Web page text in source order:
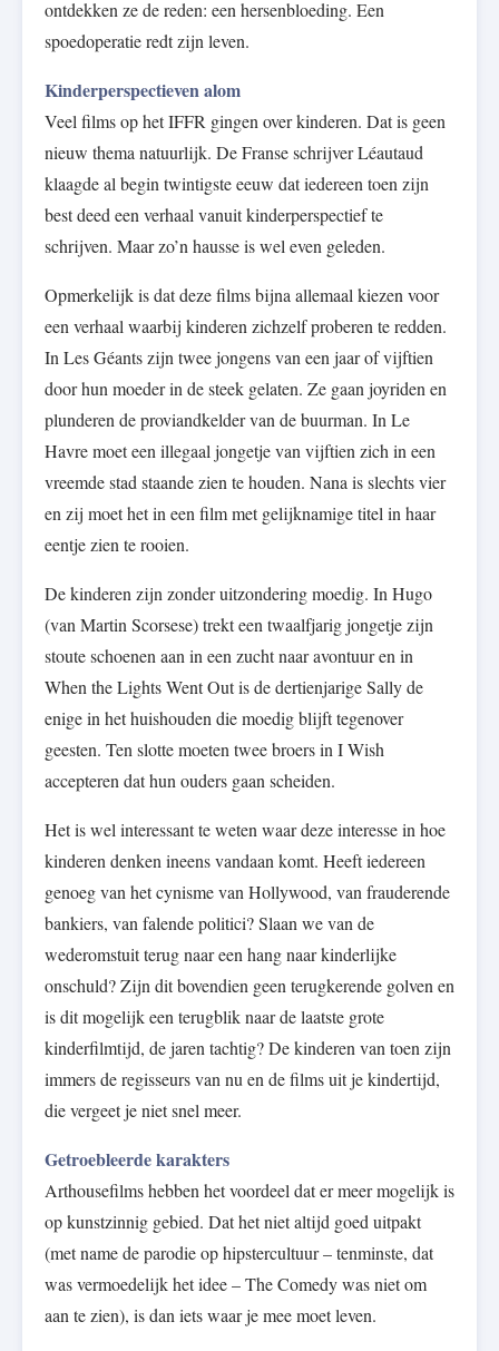
ontdekken ze de reden: een hersenbloeding. Een
spoedoperatie redt zijn leven.
Kinderperspectieven alom
Veel films op het IFFR gingen over kinderen. Dat is geen
nieuw thema natuurlijk. De Franse schrijver Léautaud
klaagde al begin twintigste eeuw dat iedereen toen zijn
best deed een verhaal vanuit kinderperspectief te
schrijven. Maar zo’n hausse is wel even geleden.
Opmerkelijk is dat deze films bijna allemaal kiezen voor
een verhaal waarbij kinderen zichzelf proberen te redden.
In Les Géants zijn twee jongens van een jaar of vijftien
door hun moeder in de steek gelaten. Ze gaan joyriden en
plunderen de proviandkelder van de buurman. In Le
Havre moet een illegaal jongetje van vijftien zich in een
vreemde stad staande zien te houden. Nana is slechts vier
en zij moet het in een film met gelijknamige titel in haar
eentje zien te rooien.
De kinderen zijn zonder uitzondering moedig. In Hugo
(van Martin Scorsese) trekt een twaalfjarig jongetje zijn
stoute schoenen aan in een zucht naar avontuur en in
When the Lights Went Out is de dertienjarige Sally de
enige in het huishouden die moedig blijft tegenover
geesten. Ten slotte moeten twee broers in I Wish
accepteren dat hun ouders gaan scheiden.
Het is wel interessant te weten waar deze interesse in hoe
kinderen denken ineens vandaan komt. Heeft iedereen
genoeg van het cynisme van Hollywood, van frauderende
bankiers, van falende politici? Slaan we van de
wederomstuit terug naar een hang naar kinderlijke
onschuld? Zijn dit bovendien geen terugkerende golven en
is dit mogelijk een terugblik naar de laatste grote
kinderfilmtijd, de jaren tachtig? De kinderen van toen zijn
immers de regisseurs van nu en de films uit je kindertijd,
die vergeet je niet snel meer.
Getroebleerde karakters
Arthousefilms hebben het voordeel dat er meer mogelijk is
op kunstzinnig gebied. Dat het niet altijd goed uitpakt
(met name de parodie op hipstercultuur – tenminste, dat
was vermoedelijk het idee – The Comedy was niet om
aan te zien), is dan iets waar je mee moet leven.